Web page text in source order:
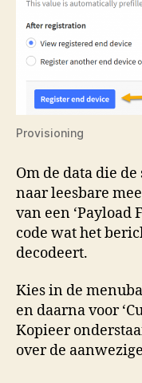
Provisioning
Om de data die
naar leesbare
van een ‘Payload
code wat het
decodeert.
Kies in de
en daarna voor
Kopieer
over de